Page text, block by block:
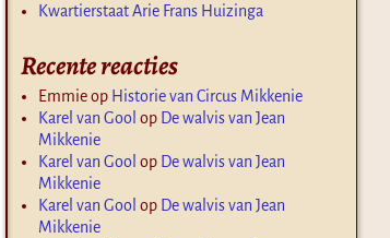
Kwartierstaat Arie Frans Huizinga
Recente reacties
Emmieop Historie van Circus Mikkenie
Karel van Gool op De walvis van Jean
Mikkenie
Karel van Gool op De walvis van Jean
Mikkenie
Karel van Gool op De walvis van Jean
Mikkenie